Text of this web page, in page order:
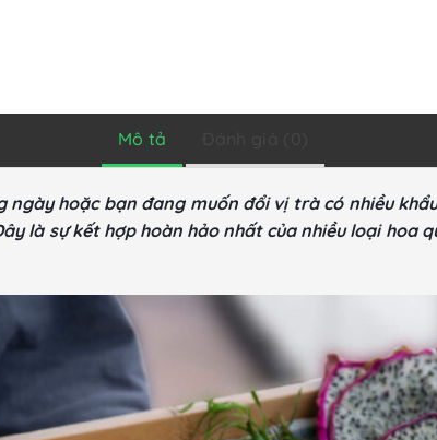
Mô tả
hoặc bạn đang muốn đổi vị trà có nhiều
là sự kết hợp hoàn hảo nhất của nhiều loại hoa